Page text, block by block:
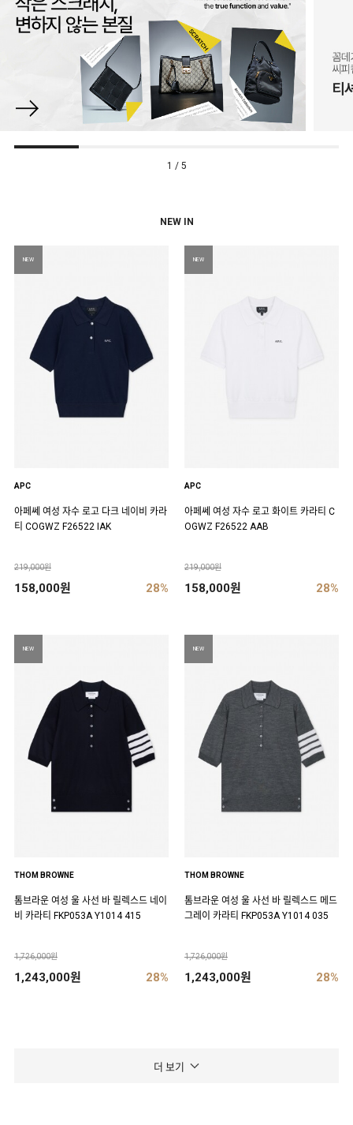
1 / 5
NEW IN
NEW
APC
아페쎄 여성 자수 로고 다크 네이비 카라
티 COGWZ F26522 IAK
219,000원
158,000원 28%
NEW
APC
아페쎄 여성 자수 로고 화이트 카라티 C
OGWZ F26522 AAB
219,000원
158,000원 28%
NEW
THOM BROWNE
톰브라운 여성 울 사선 바 릴렉스드 네이
비 카라티 FKP053A Y1014 415
1,726,000원
1,243,000원 28%
NEW
THOM BROWNE
톰브라운 여성 울 사선 바 릴렉스드 메드
그레이 카라티 FKP053A Y1014 035
1,726,000원
1,243,000원 28%
더 보기